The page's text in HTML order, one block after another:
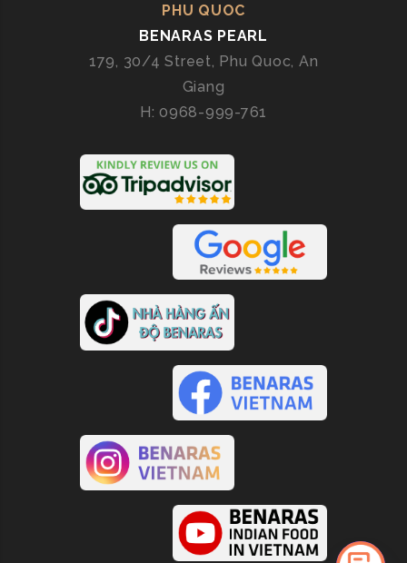
PHU QUOC
BENARAS PEARL
179, 30/4 Street, Phu Quoc, An
Giang
H: 0968-999-761